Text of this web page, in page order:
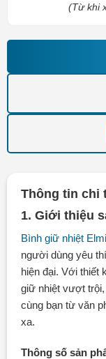
(Từ khi
Thông tin chi
1. Giới thiệu
Bình giữ nhiệt
người dùng yêu
hiện đại. Với thiết
giữ nhiệt vượt trội,
cùng bạn từ văn
xa.
Thông số sản